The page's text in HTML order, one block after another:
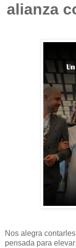
alianza
Nos alegra
pensada para